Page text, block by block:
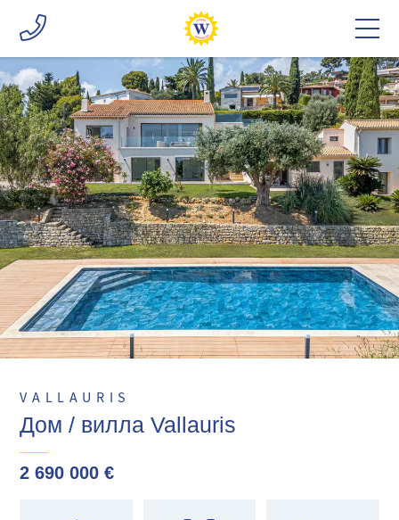
VALLAURIS
Дом / вилла Vallauris
2 690 000 €